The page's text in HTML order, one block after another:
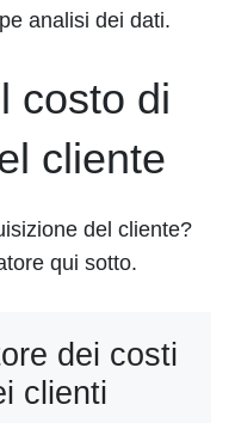
analisi dei dati.
costo di
cliente
del cliente?
qui sotto.
dei costi
clienti